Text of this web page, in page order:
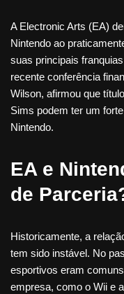
A Electronic Arts (EA)
Nintendo ao
suas principais
recente conferência
Wilson, afirmou que
Sims podem ter um
Nintendo.
EA e
de
Historicamente, a
tem sido instável. No
esportivos eram
empresa, como o Wii e